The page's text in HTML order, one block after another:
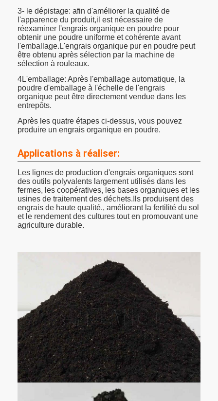
3- le dépistage: afin d'améliorer la qualité de
l'apparence du produit,il est nécessaire de
réexaminer l'engrais organique en poudre pour
obtenir une poudre uniforme et cohérente avant
l'emballage.L'engrais organique pur en poudre peut
être obtenu après sélection par la machine de
sélection à rouleaux.
4L'emballage: Après l'emballage automatique, la
poudre d'emballage à l'échelle de l'engrais
organique peut être directement vendue dans les
entrepôts.
Après les quatre étapes ci-dessus, vous pouvez
produire un engrais organique en poudre.
Applications à réaliser:
Les lignes de production d'engrais organiques sont
des outils polyvalents largement utilisés dans les
fermes, les coopératives, les bases organiques et les
usines de traitement des déchets.Ils produisent des
engrais de haute qualité., améliorant la fertilité du sol
et le rendement des cultures tout en promouvant une
agriculture durable.